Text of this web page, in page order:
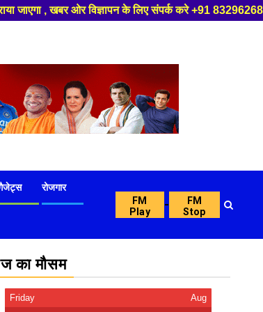
के लिए संपर्क करे +91 8329626839 ,हमारे यूट्यूब चैनल को
रोजगार
FM
Play
-
FM
Stop
का मौसम
Friday Aug